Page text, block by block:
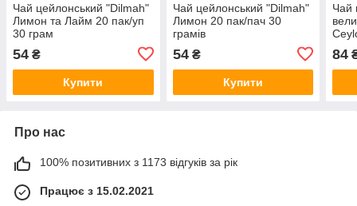
Чай цейлонський "Dilmah"
Лимон та Лайм 20 пак/уп
30 грам
54 ₴
Купити
Чай цейлонський "Dilmah"
Лимон 20 пак/пач 30
грамів
54₴
Купити
Чай
84
Про нас
100% позитивних з 1173 відгуків за рік
Працює з 15.02.2021